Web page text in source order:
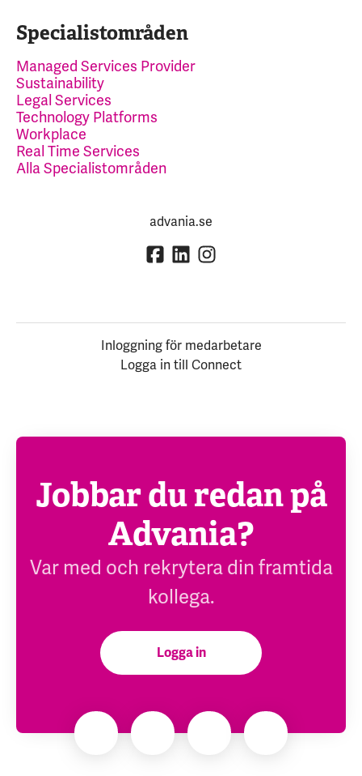
Specialistområden
Managed Services Provider
Sustainability
Legal Services
Technology Platforms
Workplace
Real Time Services
Alla Specialistområden
advania.se
Inloggning för medarbetare
Logga in till Connect
Jobbar du redan på
Advania?
Var med och rekrytera din framtida
kollega.
Logga in